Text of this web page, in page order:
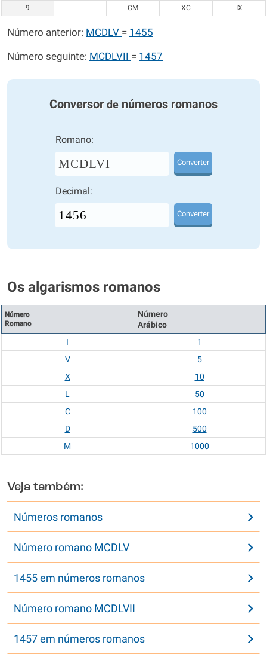
9
CM XC IX
Número anterior: MCDLV = 1455
Número seguinte: MCDLVII = 1457
Conversor de números romanos
Romano:
MCDLVI Converter
Decimal:
Converter
Os algarismos romanos
Número
Romano
Número
Arábico
I
1
V
5
X
10
L
50
C
100
D
500
M
1000
Veja também:
Números romanos
Número romano MCDLV
1455 em números romanos
Número romano MCDLVII
1457 em números romanos